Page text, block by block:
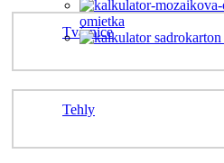
omietka
Tvárnice
Tehly